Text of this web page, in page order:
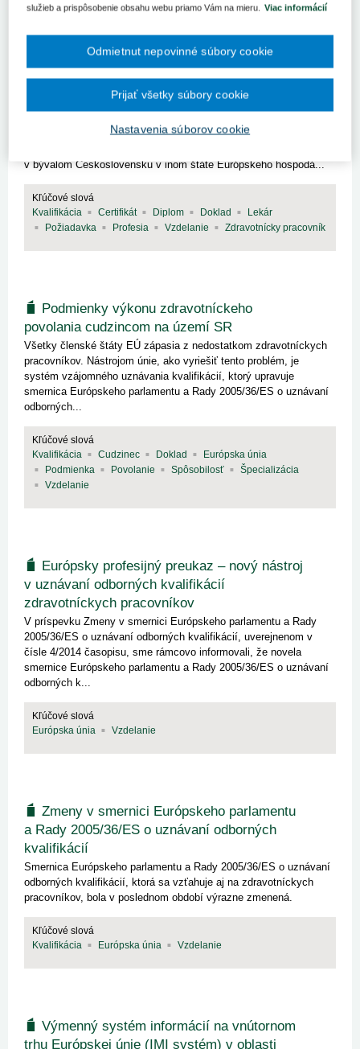
Uznávanie kvalifikácií zdravotníckych
pracovníkov so slovenskými a
československými dokladmi o vzdelaní v
Európskej únie je voľný pohyb osôb, ktorý umožňuje občanom SR
v bývalom Československu v inom štáte Európskeho hospodá...
Kľúčové slová
Kvalifikácia
Certifikát Diplom Doklad
Lekár
Požiadavka
Profesia Vzdelanie Zdravotnícky pracovník
Podmienky výkonu zdravotníckeho
povolania cudzincom na území SR
Všetky členské štáty EÚ zápasia z nedostatkom zdravotníckych
pracovníkov. Nástrojom únie, ako vyriešiť tento problém, je
systém vzájomného uznávania kvalifikácií, ktorý upravuje
smernica Európskeho parlamentu a Rady 2005/36/ES o uznávaní
odborných...
Kľúčové slová
Kvalifikácia
Cudzinec Doklad
Európska únia
Podmienka
Povolanie Spôsobilosť
Špecializácia
Vzdelanie
Európsky profesijný preukaz – nový nástroj
v uznávaní odborných kvalifikácií
zdravotníckych pracovníkov
V príspevku Zmeny v smernici Európskeho parlamentu a Rady
2005/36/ES o uznávaní odborných kvalifikácií, uverejnenom v
čísle 4/2014 časopisu, sme rámcovo informovali, že novela
smernice Európskeho parlamentu a Rady 2005/36/ES o uznávaní
odborných k...
Kľúčové slová
Európska únia
Vzdelanie
Zmeny v smernici Európskeho parlamentu
a Rady 2005/36/ES o uznávaní odborných
kvalifikácií
Smernica Európskeho parlamentu a Rady 2005/36/ES o uznávaní
odborných kvalifikácií, ktorá sa vzťahuje aj na zdravotníckych
pracovníkov, bola v poslednom období výrazne zmenená.
Kľúčové slová
Kvalifikácia
Európska únia Vzdelanie
Výmenný systém informácií na vnútornom
trhu Európskej únie (IMI systém) v oblasti
služieb a prispôsobenie obsahu webu priamo Vám na mieru. Viac informácií
Nastavenia súborov cookie
Odmietnut nepovinné súbory cookie
Prijať všetky súbory cookie